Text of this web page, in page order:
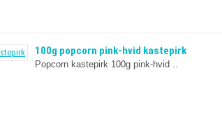
100g popcorn pink-hvid kastepirk
Popcorn kastepirk 100g pink-hvid ..